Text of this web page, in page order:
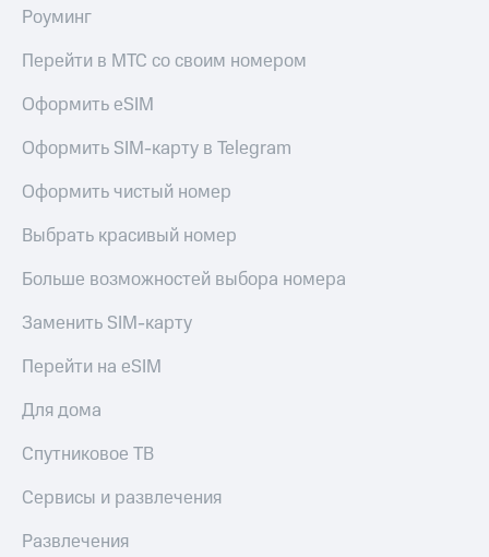
Роуминг
Перейти в МТС со своим номером
Оформить eSIM
Оформить SIM-карту в Telegram
Оформить чистый номер
Выбрать красивый номер
Больше возможностей выбора номера
Заменить SIM-карту
Перейти на eSIM
Для дома
Спутниковое ТВ
Сервисы и развлечения
Развлечения